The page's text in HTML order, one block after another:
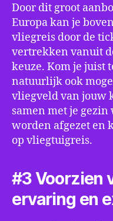
Door dit groot
Europa kan je
vliegreis door de
vertrekken vanuit
keuze. Kom je juist
natuurlijk ook
vliegveld van jouw
samen met je
worden afgezet en
op vliegtuigreis.
#3 Voorzien
ervaring en